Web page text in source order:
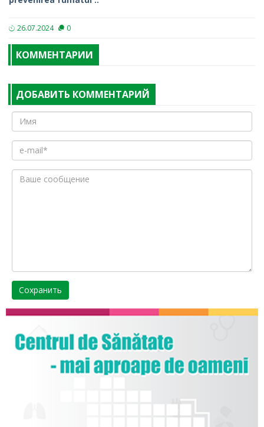
26.07.2024 0
КОММЕНТАРИИ
ДОБАВИТЬ КОММЕНТАРИЙ
Сохранить